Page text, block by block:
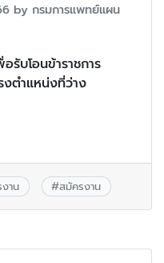
by กรมการแพทย์แผน
รับโอนข้าราชการ
ตำแหน่งที่ว่าง
าน #สมัครงาน